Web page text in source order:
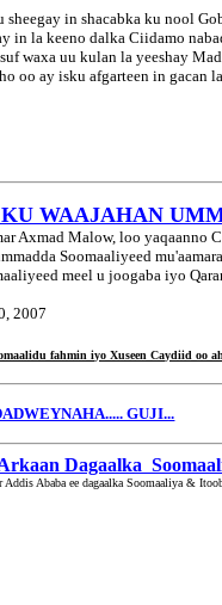
in shacabka ku nool
in la keeno dalka Ciidamo
waxa uu kulan la yeeshay
oo ay isku afgarteen in gacan
WAAJAHAN
Axmad Malow, loo yaqaanno
Soomaaliyeed
meel u joogaba iyo
2007
fahmin iyo Xuseen Caydiid
GUJI...
Dagaalka
Addis Ababa ee dagaalka Soomaaliya &